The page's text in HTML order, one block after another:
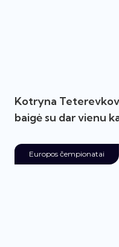
Kotryna
baigė su dar vienu
Europos čempionatai